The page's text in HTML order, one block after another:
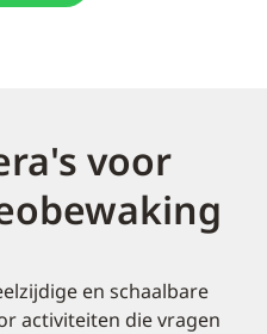
voor
en schaalbare
activiteiten die vragen